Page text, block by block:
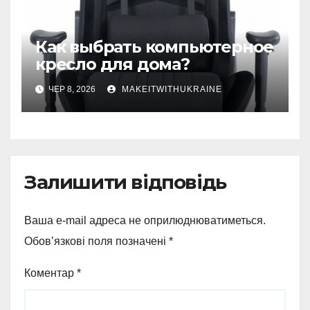
Как выбрать компьютерное
кресло для дома?
ЧЕР 8, 2026 MAKEITWITHUKRAINE
Залишити відповідь
Ваша e-mail адреса не оприлюднюватиметься.
Обов’язкові поля позначені *
Коментар *